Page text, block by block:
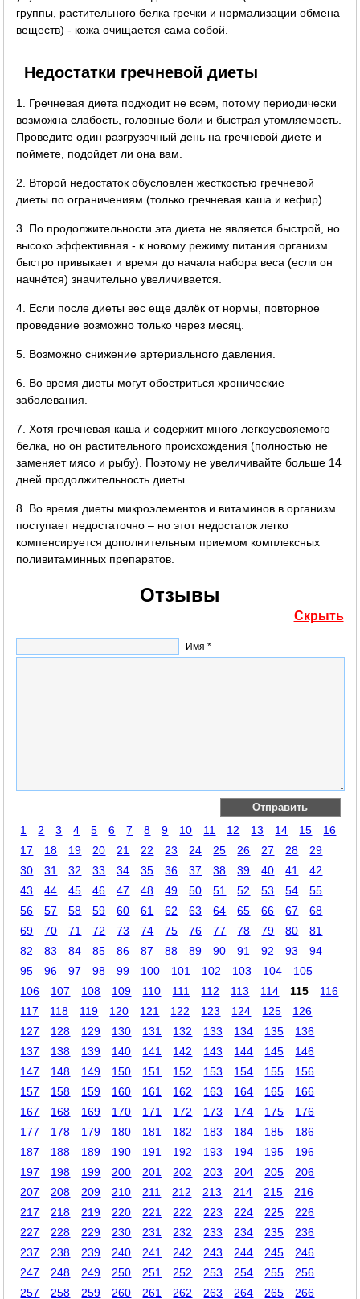
группы, растительного белка гречки и нормализации обмена
веществ) - кожа очищается сама собой.
Недостатки гречневой диеты
1. Гречневая диета подходит не всем, потому периодически
возможна слабость, головные боли и быстрая утомляемость.
Проведите один разгрузочный день на гречневой диете и
поймете, подойдет ли она вам.
2. Второй недостаток обусловлен жесткостью гречневой
диеты по ограничениям (только гречневая каша и кефир).
3. По продолжительности эта диета не является быстрой, но
высоко эффективная - к новому режиму питания организм
быстро привыкает и время до начала набора веса (если он
начнётся) значительно увеличивается.
4. Если после диеты вес еще далёк от нормы, повторное
проведение возможно только через месяц.
5. Возможно снижение артериального давления.
6. Во время диеты могут обостриться хронические
заболевания.
7. Хотя гречневая каша и содержит много легкоусвояемого
белка, но он растительного происхождения (полностью не
заменяет мясо и рыбу). Поэтому не увеличивайте больше 14
дней продолжительность диеты.
8. Во время диеты микроэлементов и витаминов в организм
поступает недостаточно – но этот недостаток легко
компенсируется дополнительным приемом комплексных
поливитаминных препаратов.
Отзывы
Скрыть
Имя *
1 2 3 4 5 6 7 8 9 10 11 12 13 14 15
16
17
18 19 20 21 22 23 24 25 26 27 28
29
30
31 32 33 34 35 36 37 38 39 40 41
42
43
44 45 46 47 48 49 50 51 52 53 54
55
56
57 58 59 60 61 62 63 64 65 66 67
68
69
70 71 72 73 74 75 76 77 78 79 80
81
82
83 84 85 86 87 88 89 90 91 92 93
94
95
96 97 98 99 100 101 102 103 104
105
106
107 108 109 110 111 112 113 114 115
116
117
118 119 120 121 122 123 124 125
126
127
128 129 130 131 132 133 134 135
136
137
138 139 140 141 142 143 144 145
146
147
148 149 150 151 152 153 154 155
156
157
158 159 160 161 162 163 164 165
166
167
168 169 170 171 172 173 174 175
176
177
178 179 180 181 182 183 184 185
186
187
188 189 190 191 192 193 194 195
196
197
198 199 200 201 202 203 204 205
206
207
208 209 210 211 212 213 214 215
216
217
218 219 220 221 222 223 224 225
226
227
228 229 230 231 232 233 234 235
236
237
238 239 240 241 242 243 244 245
246
247
248 249 250 251 252 253 254 255
256
257
258 259 260 261 262 263 264 265 266